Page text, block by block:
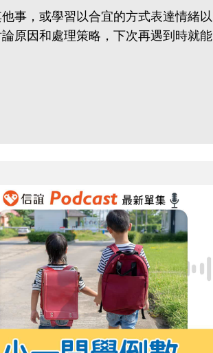
事，或學習以合宜的方式表達情緒以
原因和處理策略，下次再遇到時就能